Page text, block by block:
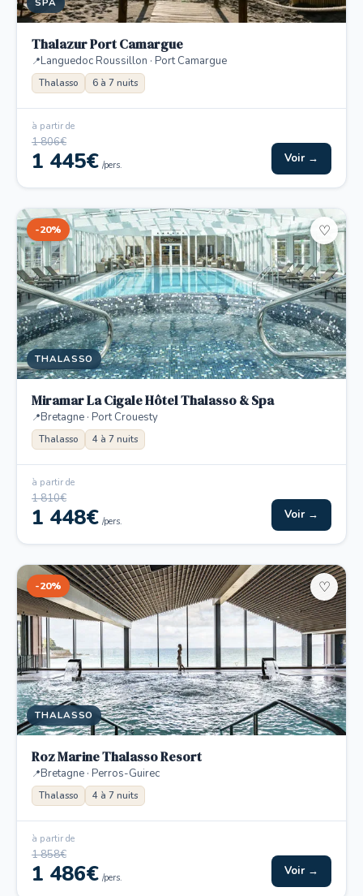
Thalazur Port Camargue
Languedoc Roussillon · Port Camargue
Thalasso 6 à 7 nuits
à partir de
1 806€
1 445€ /pers. Voir →
-20%
THALASSO
♡
Miramar La Cigale Hôtel Thalasso & Spa
Bretagne · Port Crouesty
Thalasso 4 à 7 nuits
à partir de
1 810€
1 448€ /pers. Voir →
-20%
THALASSO
♡
Roz Marine Thalasso Resort
Bretagne · Perros-Guirec
Thalasso 4 à 7 nuits
à partir de
1 858€
1 486€ /pers. Voir →